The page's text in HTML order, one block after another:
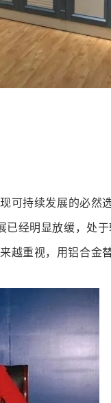
可持续发展的必然
经明显放缓，处
越重视，用铝合金